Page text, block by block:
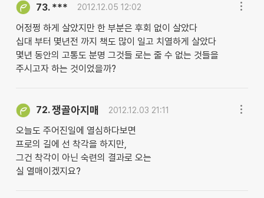
73. *** 2012.12.05 12:02
어정쩡 하게 살았지만 한 부분은 후회 없이 살았다
십대 부터 몇년전 까지 책도 많이 일고 치열하게 살았다
몇년 동안의 고통도 분명 그것들 로는 줄 수 없는 것들을
주시고자 하는 것이었을까?
72.쟁골아지매 2012.12.03 21:11
오늘도 주어진일에 열심하다보면
프로의 길에 선 착각을 하지만,
그건 착각이 아닌 숙련의 결과로 오는
실 열매이겠지요?